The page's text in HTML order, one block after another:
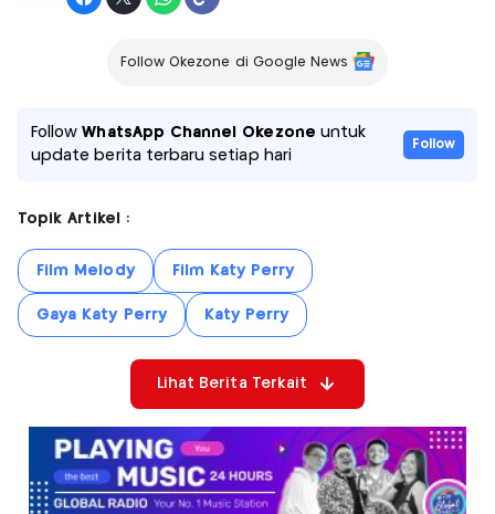
Follow Okezone di Google News
FollowWhatsApp Channel Okezone untuk
update berita terbaru setiap hari
Follow
Topik Artikel :
Film Melody Film Katy Perry
Gaya Katy Perry Katy Perry
Lihat Berita Terkait